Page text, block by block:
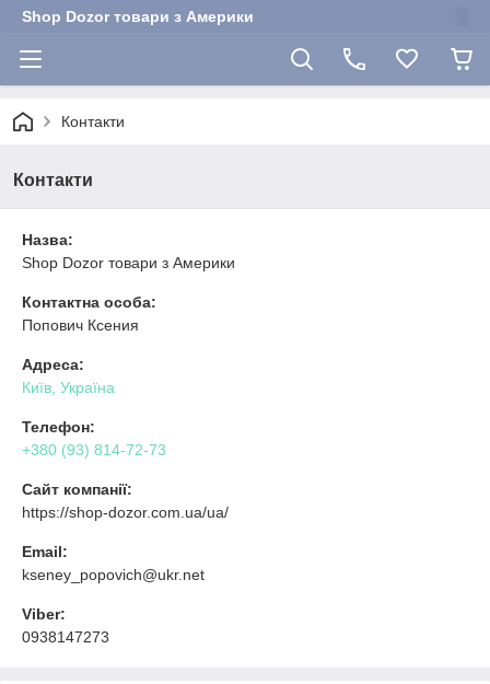
Shop Dozor товари з Америки
Контакти
Контакти
Назва:
Shop Dozor товари з Америки
Контактна особа:
Попович Ксения
Адреса:
Київ, Україна
Телефон:
+380 (93) 814-72-73
Сайт компанії:
https://shop-dozor.com.ua/ua/
Email:
kseney_popovich@ukr.net
Viber:
0938147273